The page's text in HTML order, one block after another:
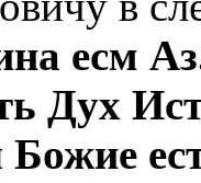
есм
Дух